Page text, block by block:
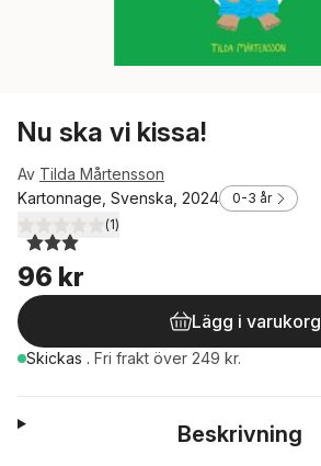
Nu ska vi kissa!
Av Tilda Mårtensson
Kartonnage, Svenska, 2024
0-3 år
3,0utav 5 stjärnor. Totalt antal röster:
(1)
96 kr
Lägg i varukorg
Skickas . Fri frakt över 249 kr.
Beskrivning